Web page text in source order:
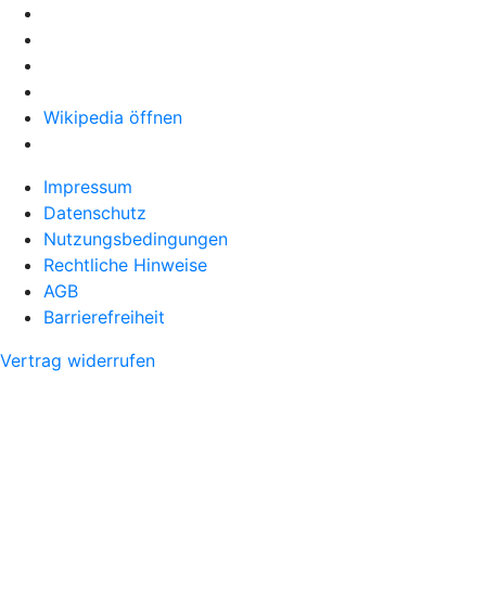
Wikipedia öffnen
Impressum
Datenschutz
Nutzungsbedingungen
Rechtliche Hinweise
AGB
Barrierefreiheit
Vertrag widerrufen